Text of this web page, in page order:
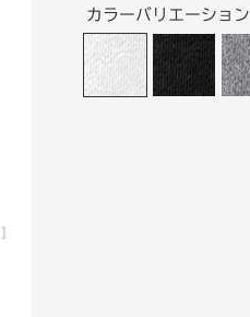
カラーバリエーション